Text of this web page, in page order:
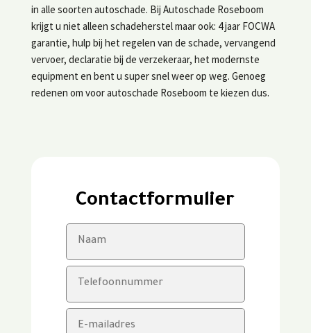
in alle soorten autoschade. Bij Autoschade Roseboom
krijgt u niet alleen schadeherstel maar ook: 4 jaar FOCWA
garantie, hulp bij het regelen van de schade, vervangend
vervoer, declaratie bij de verzekeraar, het modernste
equipment en bent u super snel weer op weg. Genoeg
redenen om voor autoschade Roseboom te kiezen dus.
Contactformulier